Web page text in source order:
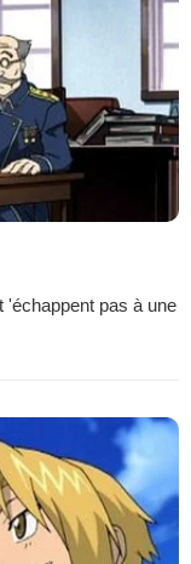
'échappent pas à une